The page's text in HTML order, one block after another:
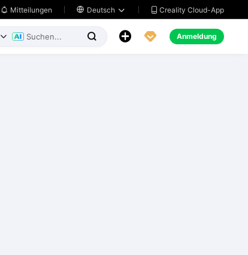
 Mitteilungen  Deutsch   Creality Cloud-App
    Anmeldung